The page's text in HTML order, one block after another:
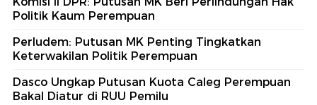
Politik Kaum Perempuan
Perludem: Putusan MK Penting Tingkatkan
Keterwakilan Politik Perempuan
Dasco Ungkap Putusan Kuota Caleg Perempuan
Bakal Diatur di RUU Pemilu